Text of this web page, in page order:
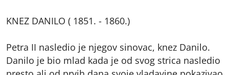
KNEZ DANILO ( 1851. - 1860.)
Petra II nasledio je njegov sinovac, knez Danilo.
Danilo je bio mlad kada je od svog strica nasledio